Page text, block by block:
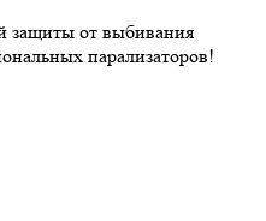
защиты от выбивания
парализаторов!